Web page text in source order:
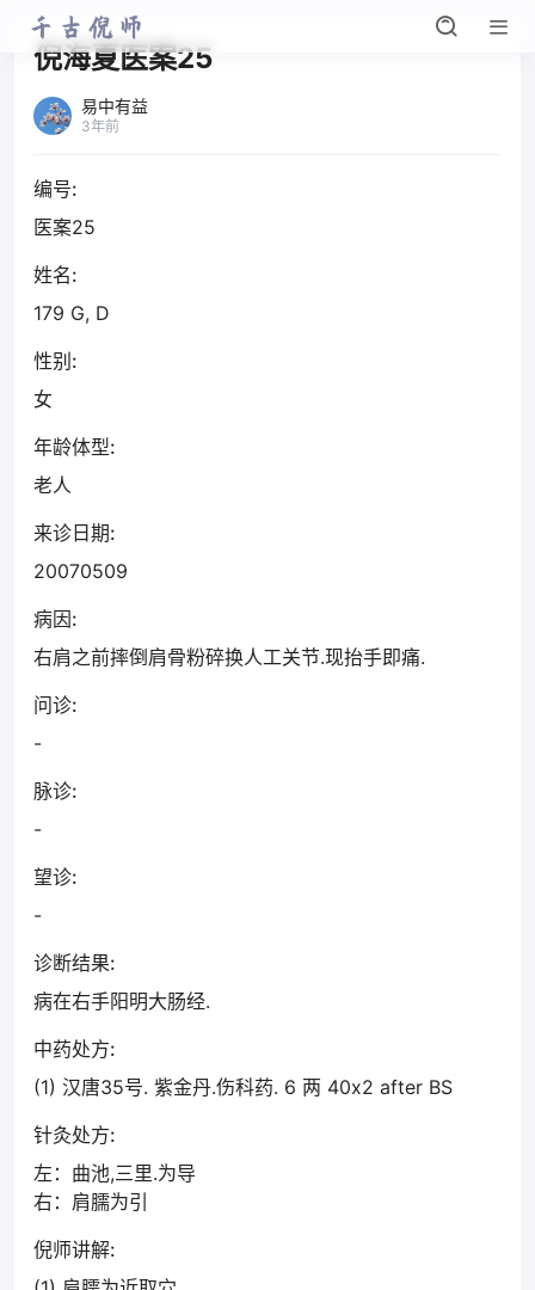
倪海夏医案25
易中有益
3年前
编号:
医案25
姓名:
179 G, D
性别:
女
年龄体型:
老人
来诊日期:
20070509
病因:
右肩之前摔倒肩骨粉碎换人工关节.现抬手即痛.
问诊:
-
脉诊:
-
望诊:
-
诊断结果:
病在右手阳明大肠经.
中药处方:
(1) 汉唐35号. 紫金丹.伤科药. 6 两 40x2 after BS
针灸处方:
左：曲池,三里.为导
右：肩臑为引
倪师讲解: